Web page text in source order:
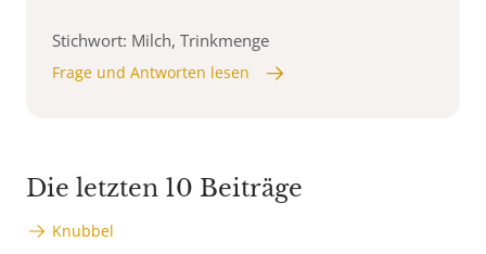
Stichwort: Milch, Trinkmenge
Frage und Antworten lesen
Die letzten 10 Beiträge
Knubbel